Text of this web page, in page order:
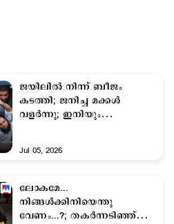
ജയിലിൽ നിന്ന് ബീജം
കടത്തി; ജനിച്ച മക്കള്‍
വളര്‍ന്നു; ഇനിയും
Jul 05, 2026
ലോകമേ...
നിങ്ങൾക്കിനിയെന്തു
വേണം...?; തകർന്നടിഞ്ഞ്